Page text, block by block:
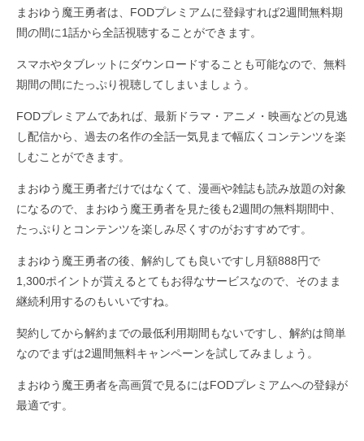
まおゆう魔王勇者は、FODプレミアムに登録すれば2週間無料期
間の間に1話から全話視聴することができます。
スマホやタブレットにダウンロードすることも可能なので、無料
期間の間にたっぷり視聴してしまいましょう。
FODプレミアムであれば、最新ドラマ・アニメ・映画などの見逃
し配信から、過去の名作の全話一気見まで幅広くコンテンツを楽
しむことができます。
まおゆう魔王勇者だけではなくて、漫画や雑誌も読み放題の対象
になるので、まおゆう魔王勇者を見た後も2週間の無料期間中、
たっぷりとコンテンツを楽しみ尽くすのがおすすめです。
まおゆう魔王勇者の後、解約しても良いですし月額888円で
1,300ポイントが貰えるとてもお得なサービスなので、そのまま
継続利用するのもいいですね。
契約してから解約までの最低利用期間もないですし、解約は簡単
なのでまずは2週間無料キャンペーンを試してみましょう。
まおゆう魔王勇者を高画質で見るにはFODプレミアムへの登録が
最適です。